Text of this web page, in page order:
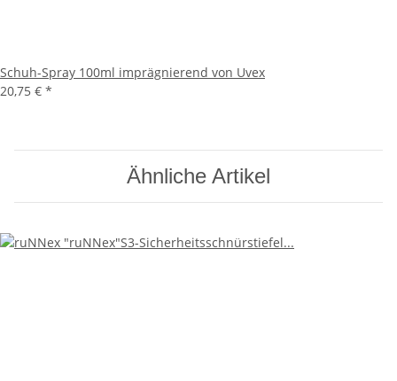
Schuh-Spray 100ml imprägnierend von Uvex
20,75 € *
Ähnliche Artikel